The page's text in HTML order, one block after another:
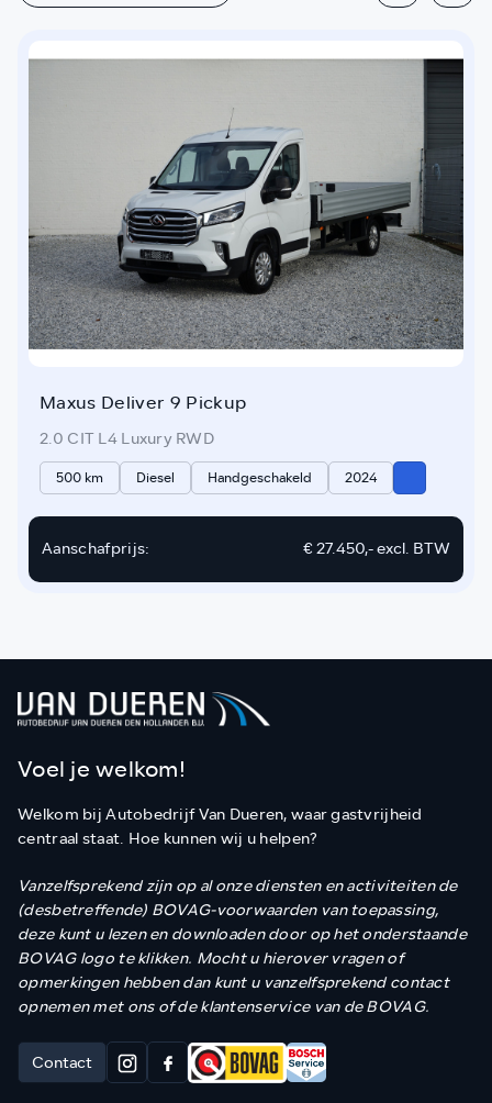
Maxus Deliver 9 Pickup
2.0 CIT L4 Luxury RWD
500 km Diesel Handgeschakeld 2024
Aanschafprijs: € 27.450,-excl. BTW
Voel je welkom!
Welkom bij Autobedrijf Van Dueren, waar gastvrijheid
centraal staat. Hoe kunnen wij u helpen?
Vanzelfsprekend zijn op al onze diensten en activiteiten de
(desbetreffende) BOVAG-voorwaarden van toepassing,
deze kunt u lezen en downloaden door op het onderstaande
BOVAG logo te klikken. Mocht u hierover vragen of
opmerkingen hebben dan kunt u vanzelfsprekend contact
opnemen met ons of de klantenservice van de BOVAG.
Contact